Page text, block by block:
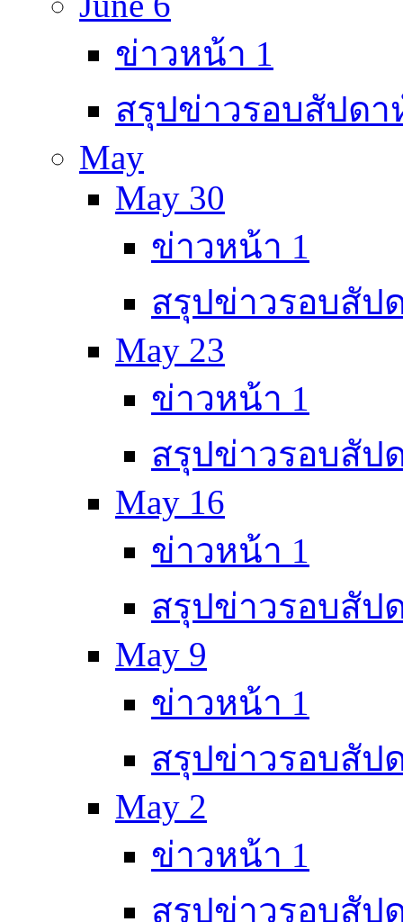
ข่าวหน้า 1
สรุปข่าวรอบสัปดา
May
May 30
ข่าวหน้า 1
สรุปข่าวรอบสัป
May 23
ข่าวหน้า 1
สรุปข่าวรอบสัป
May 16
ข่าวหน้า 1
สรุปข่าวรอบสัป
May 9
ข่าวหน้า 1
สรุปข่าวรอบสัป
May 2
ข่าวหน้า 1
สรุปข่าวรอบสัป